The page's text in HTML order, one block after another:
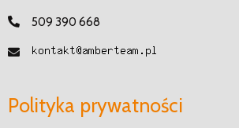
509 390 668
Polityka prywatności